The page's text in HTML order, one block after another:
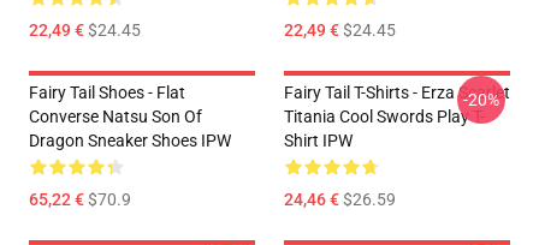
22,49 €$24.45 22,49 €$24.45
Fairy Tail Shoes - Flat
Converse Natsu Son Of
Dragon Sneaker Shoes IPW
65,22 €$70.9
Fairy Tail T-Shirts - Erza Scarlet
Titania Cool Swords Play T-
Shirt IPW
24,46 €$26.59
-20%